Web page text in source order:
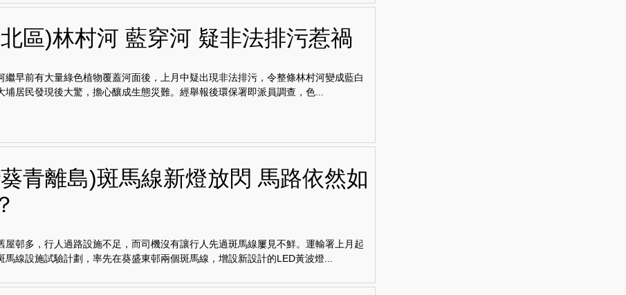
區)林村河 藍穿河 疑非法排污惹禍
繼早前有大量綠色植物覆蓋河面後，上月中疑出現非法排污，令整條林村河變成藍白
埔居民發現後大驚，擔心釀成生態災難。經舉報後環保署即派員調查，色...
青離島)斑馬線新燈放閃 馬路依然如
屋邨多，行人過路設施不足，而司機沒有讓行人先過斑馬線屢見不鮮。運輸署上月起
馬線設施試驗計劃，率先在葵盛東邨兩個斑馬線，增設新設計的LED黃波燈...